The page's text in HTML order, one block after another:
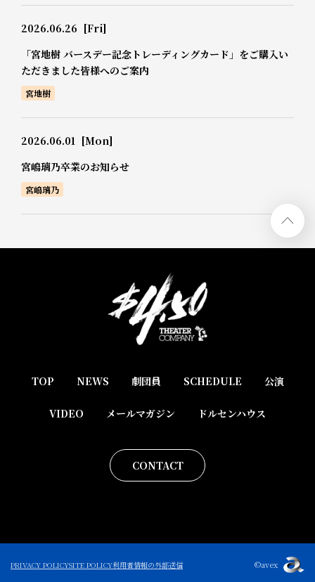
2026.06.26 [Fri]
「宮地樹 バースデー記念トレーディングカード」をご購入い
ただきました皆様へのご案内
宮地樹
2026.06.01 [Mon]
宮嶋璃乃卒業のお知らせ
宮嶋璃乃
TOP NEWS 劇団員 SCHEDULE 公演
VIDEO メールマガジン ドルセンハウス
CONTACT
PRIVACY POLICYSITE POLICY利用者情報の外部送信 ©avex